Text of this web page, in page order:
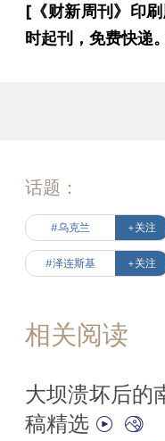
[《财新周刊》印
时起刊，免费快递
话题：
#乌克兰 +关注
#泽连斯基 +关注
相关阅读
大坝溃坏后的
稿精选